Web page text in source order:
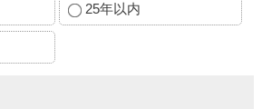
25年以内